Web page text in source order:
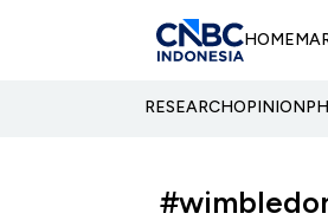
HOME
RESEARCHOPINION